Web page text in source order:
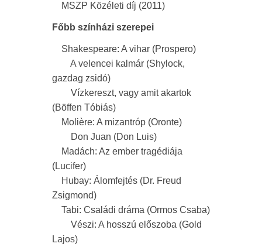
MSZP Közéleti díj (2011)
Főbb színházi szerepei
Shakespeare: A vihar (Prospero)
A velencei kalmár (Shylock,
gazdag zsidó)
Vízkereszt, vagy amit akartok
(Böffen Tóbiás)
Molière: A mizantróp (Oronte)
Don Juan (Don Luis)
Madách: Az ember tragédiája
(Lucifer)
Hubay: Álomfejtés (Dr. Freud
Zsigmond)
Tabi: Családi dráma (Ormos Csaba)
Vészi: A hosszú előszoba (Gold
Lajos)